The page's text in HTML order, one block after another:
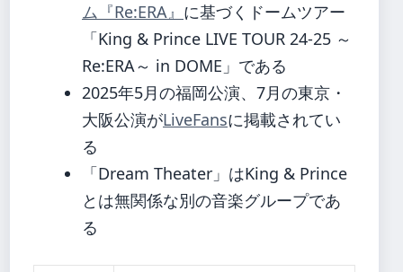
ム『Re:ERA』 に基づくドームツアー
「King & Prince LIVE TOUR 24-25 ～
Re:ERA～ in DOME」である
2025年5月の福岡公演、7月の東京・
大阪公演がLiveFansに掲載されてい
る
「Dream Theater」はKing & Prince
とは無関係な別の音楽グループであ
る